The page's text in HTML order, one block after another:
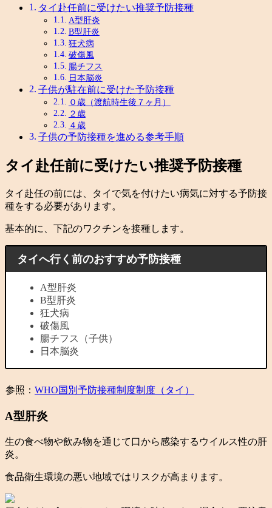
タイ赴任前に受けたい推奨予防接種
A型肝炎
B型肝炎
狂犬病
破傷風
腸チフス
日本脳炎
子供が駐在前に受けた予防接種
０歳（渡航時生後７ヶ月）
２歳
４歳
子供の予防接種を進める参考手順
タイ赴任前に受けたい推奨予防接種
タイ赴任の前には、タイで気を付けたい病気に対する予防接
種をする必要があります。
基本的に、下記のワクチンを接種します。
タイへ行く前のおすすめ予防接種
A型肝炎
B型肝炎
狂犬病
破傷風
腸チフス（子供）
日本脳炎
参照： WHO国別予防接種制度制度（タイ）
A型肝炎
生の食べ物や飲み物を通じて口から感染するウイルス性の肝
炎。
食品衛生環境の悪い地域ではリスクが高まります。